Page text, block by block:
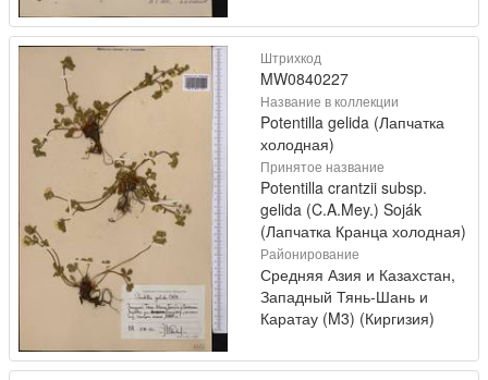
Штрихкод
MW0840227
Название в коллекции
Potentilla gelida (Лапчатка
холодная)
Принятое название
Potentilla crantzii subsp.
gelida (C.A.Mey.) Soják
(Лапчатка Кранца холодная)
Районирование
Средняя Азия и Казахстан,
Западный Тянь-Шань и
Каратау (M3) (Киргизия)